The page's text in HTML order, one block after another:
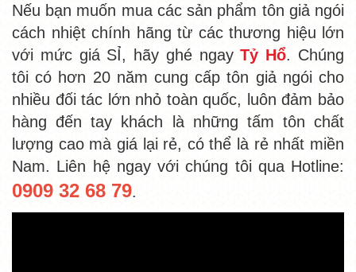
Nếu bạn muốn mua các sản phẩm tôn giả ngói
cách nhiệt chính hãng từ các thương hiệu lớn
với mức giá SỈ, hãy ghé ngayTỷ Hổ. Chúng
tôi có hơn 20 năm cung cấp tôn giả ngói cho
nhiều đối tác lớn nhỏ toàn quốc, luôn đảm bảo
hàng đến tay khách là những tấm tôn chất
lượng cao mà giá lại rẻ, có thể là rẻ nhất miền
Nam. Liên hệ ngay với chúng tôi qua Hotline:
0909 32 68 79.